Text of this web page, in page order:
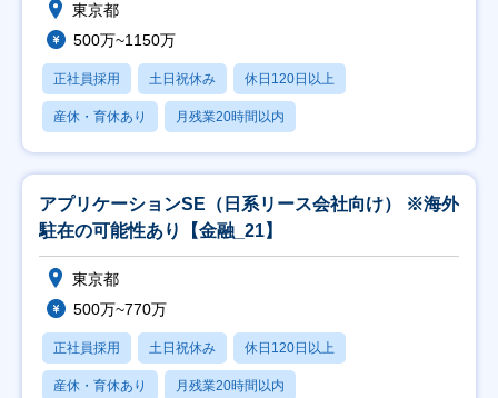
東京都
500万~1150万
正社員採用 土日祝休み 休日120日以上
産休・育休あり 月残業20時間以内
アプリケーションSE（日系リース会社向け） ※海外
駐在の可能性あり【金融_21】
東京都
500万~770万
正社員採用 土日祝休み 休日120日以上
産休・育休あり 月残業20時間以内